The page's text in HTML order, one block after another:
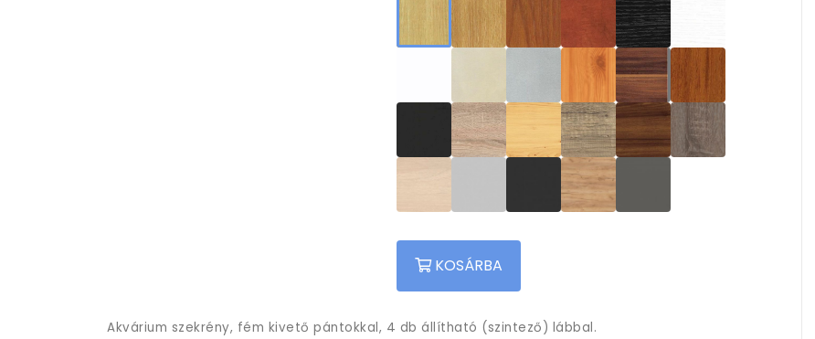
KOSÁRBA
Akvárium szekrény, fém kivető pántokkal, 4 db állítható (szintező) lábbal.